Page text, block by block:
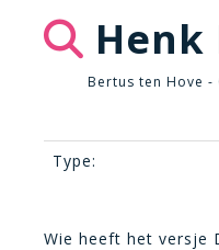
Henk
Bertus ten Hove -
Type:
Wie heeft het versje